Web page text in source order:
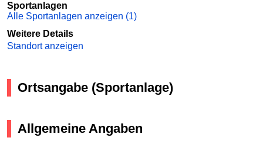
Sportanlagen
Alle Sportanlagen anzeigen (1)
Weitere Details
Standort anzeigen
Ortsangabe (Sportanlage)
Allgemeine Angaben